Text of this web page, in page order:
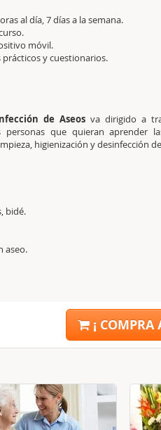
al día, 7 días a la semana.
móvil.
prácticos y cuestionarios.
de Aseosva dirigido a
que quieran aprender
higienización y desinfección
bidé.
aseo.
¡ COMPRA